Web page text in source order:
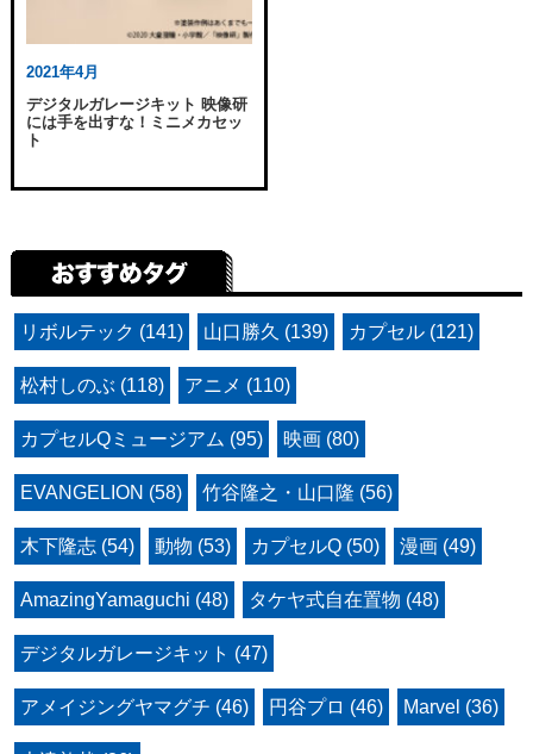
2021年4月
デジタルガレージキット 映像研
には手を出すな！ミニメカセッ
ト
リボルテック (141) 山口勝久 (139) カプセル (121)
松村しのぶ (118) アニメ (110)
カプセルQミュージアム (95) 映画 (80)
EVANGELION (58) 竹谷隆之・山口隆 (56)
木下隆志 (54) 動物 (53) カプセルQ (50) 漫画 (49)
AmazingYamaguchi (48) タケヤ式自在置物 (48)
デジタルガレージキット (47)
アメイジングヤマグチ (46) 円谷プロ (46) Marvel (36)